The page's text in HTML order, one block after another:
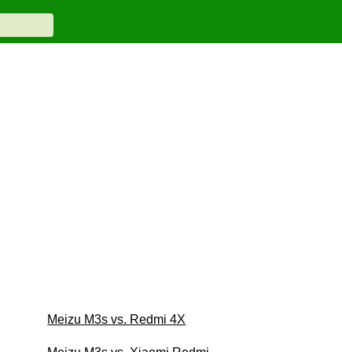
Meizu M3s vs. Redmi 4X